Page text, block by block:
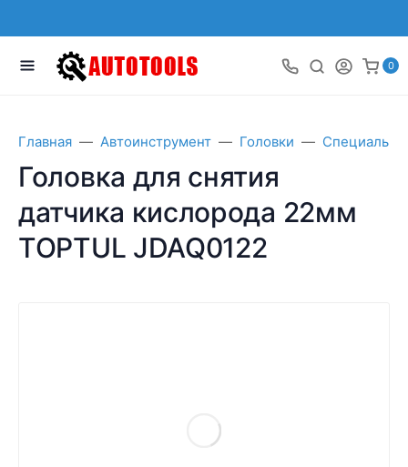
0
Главная Автоинструмент Головки
Головка для снятия
датчика кислорода 22мм
TOPTUL JDAQ0122